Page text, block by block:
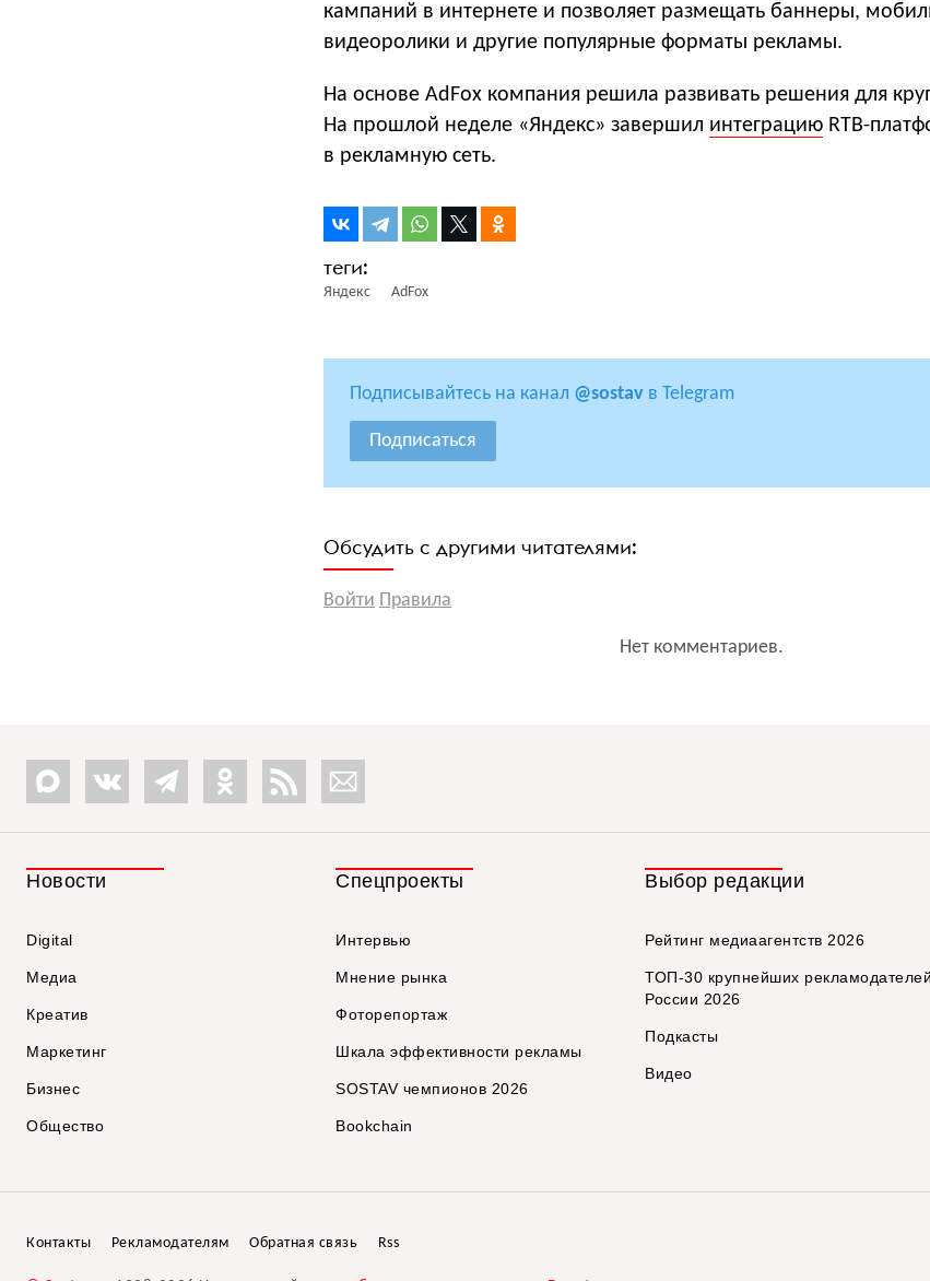
кампаний в интернете и позволяет размещать баннеры,
видеоролики и другие популярные форматы рекламы.
На основе AdFox компания решила развивать решения для
На прошлой неделе «Яндекс» завершил интеграцию RTB-
в рекламную сеть.
Яндекс AdFox
Подписывайтесь на канал @sostav в Telegram
Подписаться
Обсудить с другими читателями:
Войти Правила
Нет комментариев.
Новости
Digital
Медиа
Креатив
Маркетинг
Бизнес
Общество
Спецпроекты
Интервью
Мнение рынка
Фоторепортаж
Шкала эффективности рекламы
SOSTAV чемпионов 2026
Bookchain
Выбор редакции
Рейтинг медиаагентств 2026
ТОП-30 крупнейших рекламодателей
России 2026
Подкасты
Видео
Контакты Рекламодателям Обратная связь Rss